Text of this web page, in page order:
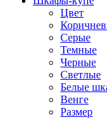
Цвет
Серые
Темные
Черные
Светлые
Белые
Венге
Размер